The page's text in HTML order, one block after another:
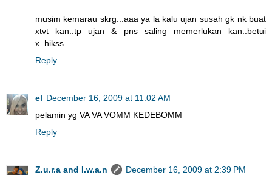
musim kemarau skrg...aaa ya la kalu ujan susah gk nk buat
xtvt kan..tp ujan & pns saling memerlukan kan..betui
x..hikss
Reply
el December 16, 2009 at 11:02 AM
pelamin yg VA VA VOMM KEDEBOMM
Reply
Z.u.r.a and I.w.a.n
December 16, 2009 at 2:39 PM